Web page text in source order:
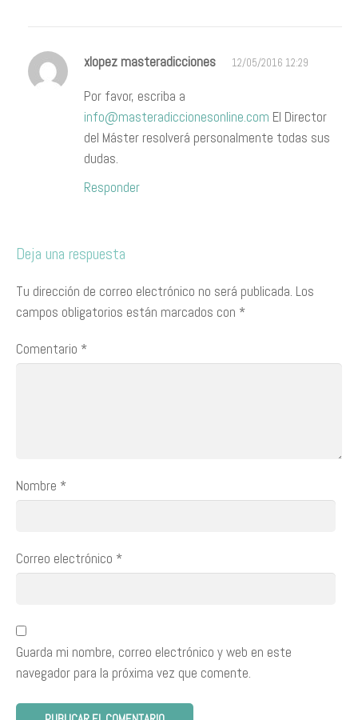
xlopez masteradicciones 12/05/2016 12:29
Por favor, escriba a
info@masteradiccionesonline.com El Director
del Máster resolverá personalmente todas sus
dudas.
Responder
Deja una respuesta
Tu dirección de correo electrónico no será publicada. Los
campos obligatorios están marcados con *
Comentario *
Nombre *
Correo electrónico *
Guarda mi nombre, correo electrónico y web en este
navegador para la próxima vez que comente.